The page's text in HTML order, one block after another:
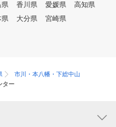
香川県 愛媛県
高知県
大分県
宮崎県
市川・本八幡・下総中山
ター